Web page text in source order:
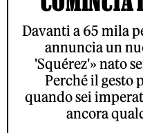
Davanti a 65 mila
annuncia un
'Squérez'» nato
Perché il gesto
quando sei
ancora